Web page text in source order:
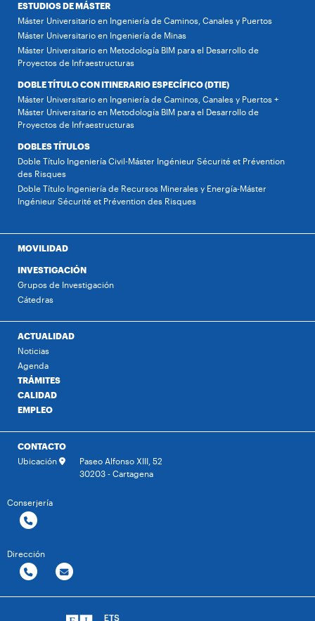
ESTUDIOS DE MÁSTER
Máster Universitario en Ingeniería de Caminos, Canales y Puertos
Máster Universitario en Ingeniería de Minas
Máster Universitario en Metodología BIM para el Desarrollo de
Proyectos de Infraestructuras
DOBLE TÍTULO CON ITINERARIO ESPECÍFICO (DTIE)
Máster Universitario en Ingeniería de Caminos, Canales y Puertos +
Máster Universitario en Metodología BIM para el Desarrollo de
Proyectos de Infraestructuras
DOBLES TÍTULOS
Doble Título Ingeniería Civil-Máster Ingénieur Sécurité et Prévention
des Risques
Doble Título Ingeniería de Recursos Minerales y Energía-Máster
Ingénieur Sécurité et Prévention des Risques
MOVILIDAD
INVESTIGACIÓN
Grupos de Investigación
Cátedras
ACTUALIDAD
Noticias
Agenda
TRÁMITES
CALIDAD
EMPLEO
CONTACTO
Ubicación
Paseo Alfonso XIII, 52
30203 - Cartagena
Conserjería
Dirección